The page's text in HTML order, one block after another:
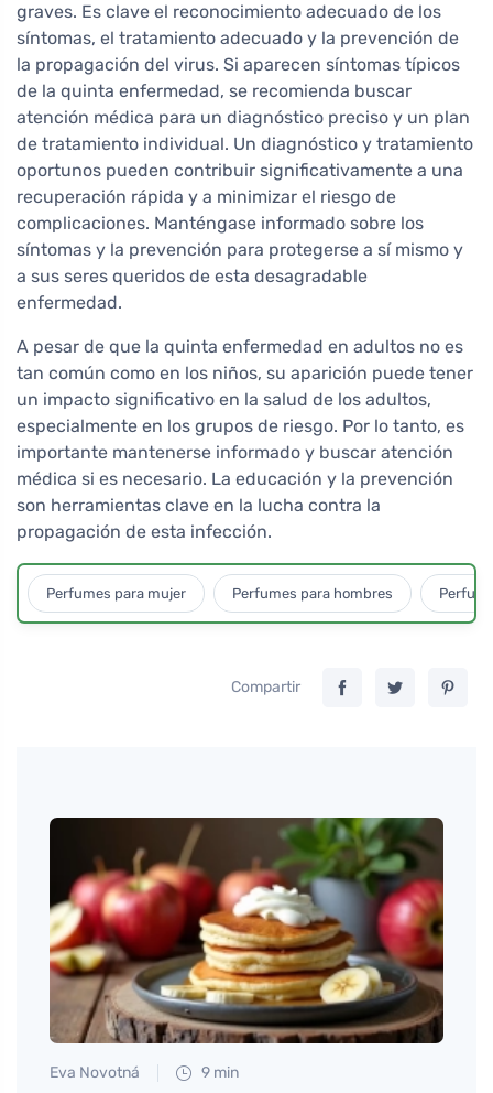
graves. Es clave el reconocimiento adecuado de los
síntomas, el tratamiento adecuado y la prevención de
la propagación del virus. Si aparecen síntomas típicos
de la quinta enfermedad, se recomienda buscar
atención médica para un diagnóstico preciso y un plan
de tratamiento individual. Un diagnóstico y tratamiento
oportunos pueden contribuir significativamente a una
recuperación rápida y a minimizar el riesgo de
complicaciones. Manténgase informado sobre los
síntomas y la prevención para protegerse a sí mismo y
a sus seres queridos de esta desagradable
enfermedad.
A pesar de que la quinta enfermedad en adultos no es
tan común como en los niños, su aparición puede tener
un impacto significativo en la salud de los adultos,
especialmente en los grupos de riesgo. Por lo tanto, es
importante mantenerse informado y buscar atención
médica si es necesario. La educación y la prevención
son herramientas clave en la lucha contra la
propagación de esta infección.
Perfumes para mujer Perfumes para hombres
Compartir
Eva Novotná 9 min